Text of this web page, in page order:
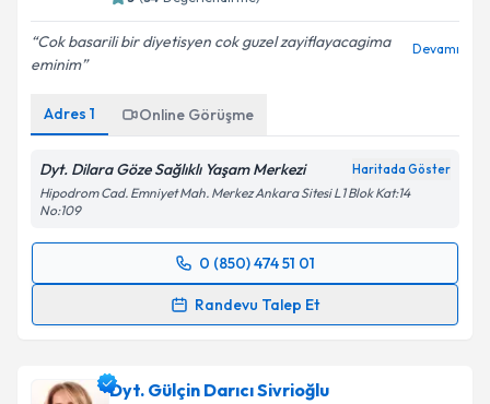
Cok basarili bir diyetisyen cok guzel zayiflayacagima
eminim
Devamı
Adres 1 Online Görüşme
Dyt. Dilara Göze Sağlıklı Yaşam Merkezi Haritada Göster
Hipodrom Cad. Emniyet Mah. Merkez Ankara Sitesi L1 Blok Kat:14
No:109
0 (850) 474 51 01
Randevu Talep Et
Randevu Takvimi Talebi
takvim hazırlandığında e-posta ile bilgilendireceğiz.
Dyt. Gülçin Darıcı Sivrioğlu